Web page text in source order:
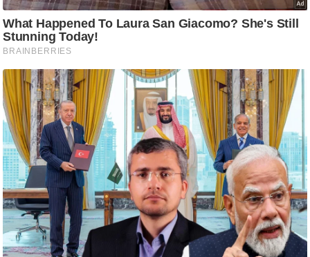
भु
म
हि
ध
र्म
स्थ
ल
व्र
त
त्यो
हा
र